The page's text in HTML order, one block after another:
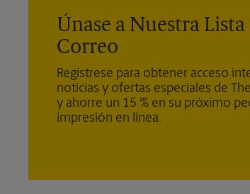
Únase a Nuestra Lista
Correo
Regístrese para obtener acceso
noticias y ofertas especiales de
y ahorre un 15 % en su próximo
impresión en línea.